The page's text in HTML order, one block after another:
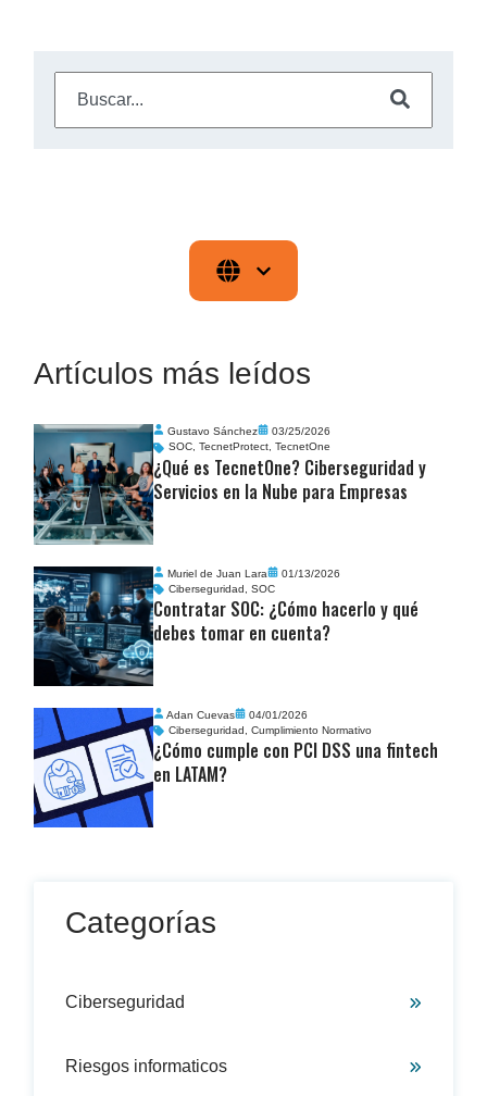
Artículos más leídos
Gustavo Sánchez
03/25/2026
SOC,TecnetProtect,TecnetOne
¿Qué es TecnetOne? Ciberseguridad y
Servicios en la Nube para Empresas
Muriel de Juan Lara
01/13/2026
Ciberseguridad
,SOC
Contratar SOC: ¿Cómo hacerlo y qué
debes tomar en cuenta?
Adan Cuevas
04/01/2026
Ciberseguridad,Cumplimiento Normativo
¿Cómo cumple con PCI DSS una fintech
en LATAM?
Categorías
Ciberseguridad
Riesgos informaticos